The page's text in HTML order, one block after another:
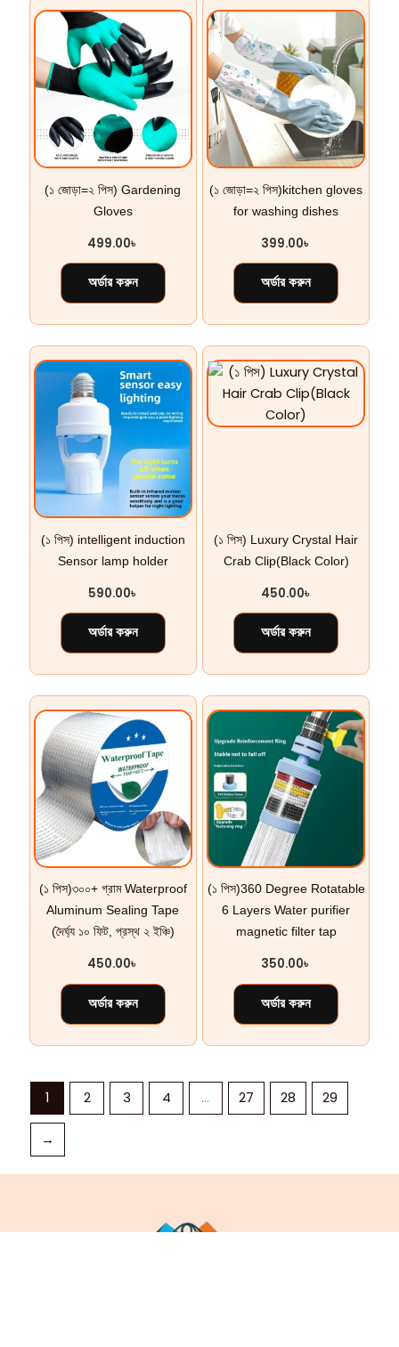
(১ জোড়া=২ পিস) Gardening
Gloves
499.00৳
অর্ডার করুন
(১ জোড়া=২ পিস)kitchen gloves
for washing dishes
399.00৳
অর্ডার করুন
(১ পিস) intelligent induction
Sensor lamp holder
590.00৳
অর্ডার করুন
(১ পিস) Luxury Crystal Hair
Crab Clip(Black Color)
450.00৳
অর্ডার করুন
(১ পিস)৩০০+ গ্রাম Waterproof
Aluminum Sealing Tape
(দৈর্ঘ্য ১০ ফিট, প্রস্থ ২ ইঞ্চি)
450.00৳
অর্ডার করুন
(১ পিস)360 Degree Rotatable
6 Layers Water purifier
magnetic filter tap
350.00৳
অর্ডার করুন
1 2 3 4 … 27 28 29
→